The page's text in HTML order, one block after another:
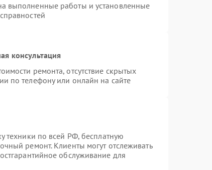
выполненные работы и установленные
консультация
ремонта, отсутствие скрытых
по телефону или онлайн на сайте
техники по всей РФ, бесплатную
ремонт. Клиенты могут отслеживать
обслуживание для